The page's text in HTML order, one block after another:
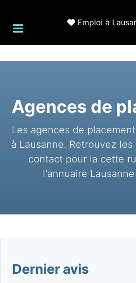
Emploi à
Agences de
Les agences de
à Lausanne. Retrouvez
contact pour la cette
l'annuaire
Dernier avis